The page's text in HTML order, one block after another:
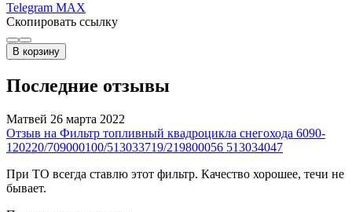
Telegram MAX
Скопировать ссылку
В корзину
Последние отзывы
Матвей 26 марта 2022
Отзыв на Фильтр топливный квадроцикла снегохода 6090-
120220/709000100/513033719/219800056 513034047
При ТО всегда ставлю этот фильтр. Качество хорошее, течи не
бывает.